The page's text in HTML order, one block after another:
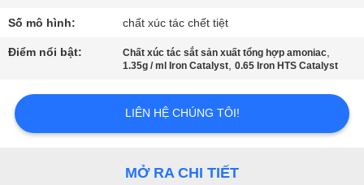
KIỂM
SOÁT
LƯỢNG
Số mô hình: chất xúc tác chết tiệt
Điểm nổi bật: Chất xúc tác sắt sản xuất tổng hợp amoniac,
1.35g / ml Iron Catalyst,0.65 Iron HTS Catalyst
LIÊN HỆ CHÚNG TÔI!
MỞ RA CHI TIẾT